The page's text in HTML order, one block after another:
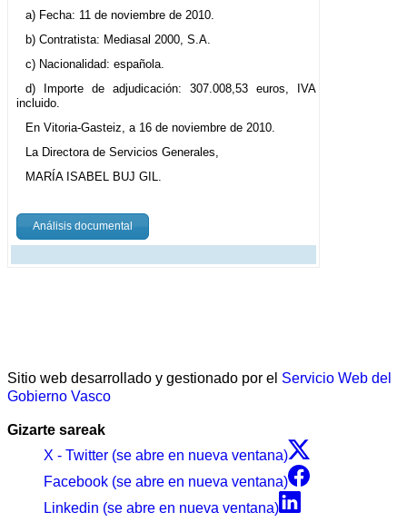
a) Fecha: 11 de noviembre de 2010.
b) Contratista: Mediasal 2000, S.A.
c) Nacionalidad: española.
d) Importe de adjudicación: 307.008,53 euros, IVA
incluido.
En Vitoria-Gasteiz, a 16 de noviembre de 2010.
La Directora de Servicios Generales,
MARÍA ISABEL BUJ GIL.
Análisis documental
Sitio web desarrollado y gestionado por el Servicio Web del
Gobierno Vasco
Gizarte sareak
X - Twitter (se abre en nueva ventana)
Facebook (se abre en nueva ventana)
Linkedin (se abre en nueva ventana)